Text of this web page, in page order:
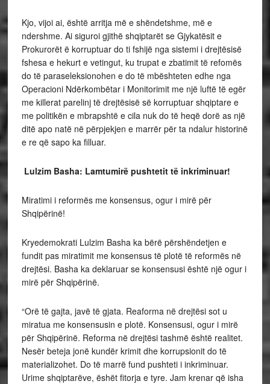
Kjo, vijoi ai, është arritja më e shëndetshme, më e
ndershme. Ai siguroi gjithë shqiptarët se Gjykatësit e
Prokurorët ë korruptuar do ti fshijë nga sistemi i drejtësisë
fshesa e hekurt e vetingut, ku trupat e zbatimit të refomës
do të paraseleksionohen e do të mbështeten edhe nga
Operacioni Ndërkombëtar i Monitorimit me një luftë të egër
me killerat parelinj të drejtësisë së korruptuar shqiptare e
me politikën e mbrapshtë e cila nuk do të heqë dorë as një
ditë apo natë në përpjekjen e marrër për ta ndalur historinë
e re që sapo ka filluar.
Lulzim Basha: Lamtumirë pushtetit të inkriminuar!
Miratimi i reformës me konsensus, ogur i mirë për
Shqipërinë!
Kryedemokrati Lulzim Basha ka bërë përshëndetjen e
fundit pas miratimit me konsensus të plotë të reformës në
drejtësi. Basha ka deklaruar se konsensusi është një ogur i
mirë për Shqipërinë.
“Orë të gajta, javë të gjata. Reaforma në drejtësi sot u
miratua me konsensusin e plotë. Konsensusi, ogur i mirë
për Shqipërinë. Reforma në drejtësi tashmë është realitet.
Nesër beteja jonë kundër krimit dhe korrupsionit do të
materializohet. Do të marrë fund pushteti i inkriminuar.
Urime shqiptarëve, ëshët fitorja e tyre. Jam krenar që isha